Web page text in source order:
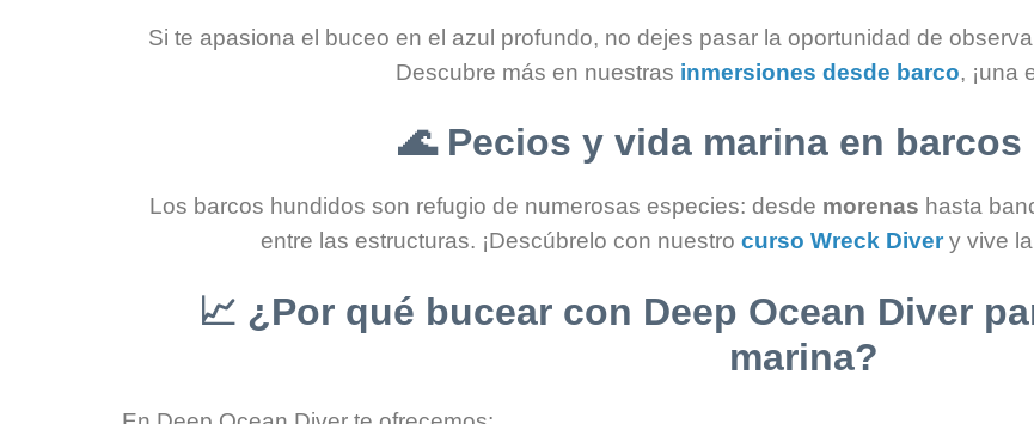
Si te apasiona el buceo en el azul profundo, no dejes pasar la oportunidad de
Descubre más en nuestras inmersiones desde barco, ¡una
🌊 Pecios y vida marina en
Los barcos hundidos son refugio de numerosas especies: desde morenas hasta
entre las estructuras. ¡Descúbrelo con nuestro curso Wreck Divery vive la
📈 ¿Por qué bucear con Deep Ocean Diver
marina?